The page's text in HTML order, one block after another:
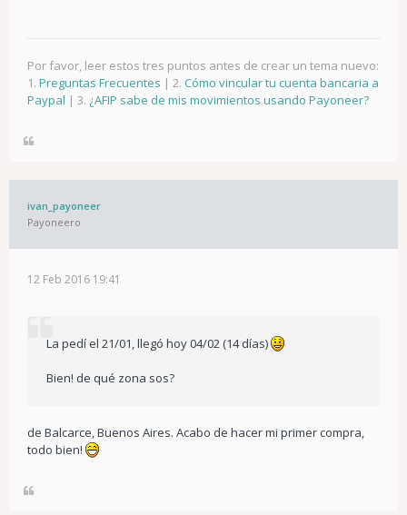
Por favor, leer estos tres puntos antes de crear un tema nuevo:
1. Preguntas Frecuentes | 2. Cómo vincular tu cuenta bancaria a
Paypal | 3. ¿AFIP sabe de mis movimientos usando Payoneer?
ivan_payoneer
Payoneero
12 Feb 2016 19:41
La pedí el 21/01, llegó hoy 04/02 (14 días)
Bien! de qué zona sos?
de Balcarce, Buenos Aires. Acabo de hacer mi primer compra,
todo bien!